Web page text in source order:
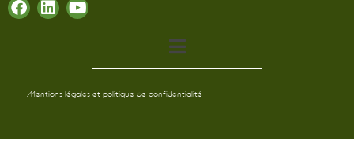
Mentions légales et politique de confidentialité